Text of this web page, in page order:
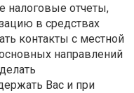
налоговые отчеты,
в средствах
контакты с местной
направлений
Вас и при